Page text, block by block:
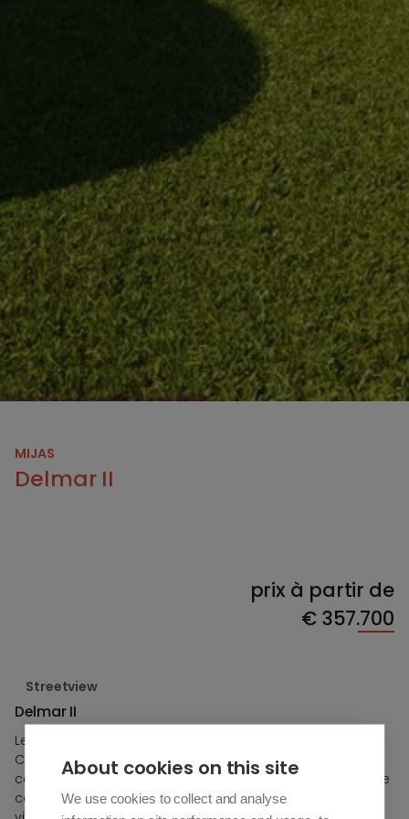
MIJAS
Delmar II
prix à partir de
€357.700
Streetview
Delmar II
Le Projet : Élégance Contemporaine
Ce petit projet de construction neuve à Mijas Costa a été
conçu avec souci du détail et du confort. L'architecture se
caractérise par des lignes épurées et de grandes baies
About cookies on this site
We use cookies to collect and analyse